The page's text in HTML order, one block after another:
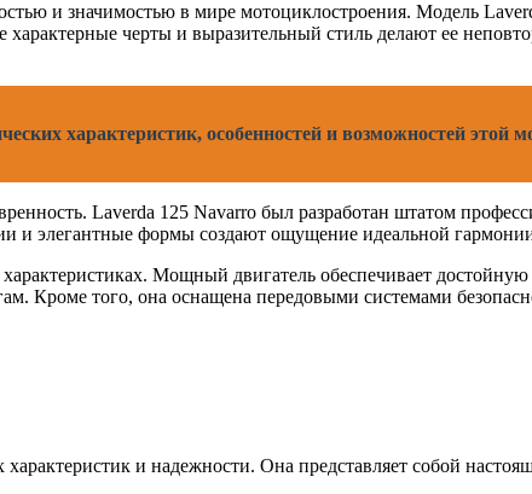
и значимостью в мире мотоциклостроения. Модель
характерные черты и выразительный стиль делают ее
характеристик, особенностей и возможностей этой
Laverda 125 Navarro был разработан штатом
и элегантные формы создают ощущение идеальной
Мощный двигатель обеспечивает
Кроме того, она оснащена передовыми системами
и надежности. Она представляет собой